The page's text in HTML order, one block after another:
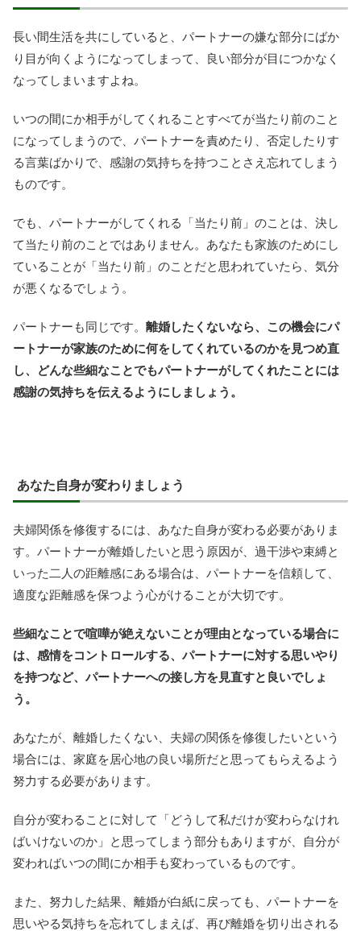
長い間生活を共にしていると、パートナーの嫌な部分にばか
り目が向くようになってしまって、良い部分が目につかなく
なってしまいますよね。
いつの間にか相手がしてくれることすべてが当たり前のこと
になってしまうので、パートナーを責めたり、否定したりす
る言葉ばかりで、感謝の気持ちを持つことさえ忘れてしまう
ものです。
でも、パートナーがしてくれる「当たり前」のことは、決し
て当たり前のことではありません。あなたも家族のためにし
ていることが「当たり前」のことだと思われていたら、気分
が悪くなるでしょう。
パートナーも同じです。 離婚したくないなら、この機会にパ
ートナーが家族のために何をしてくれているのかを見つめ直
し、どんな些細なことでもパートナーがしてくれたことには
感謝の気持ちを伝えるようにしましょう。
あなた自身が変わりましょう
夫婦関係を修復するには、あなた自身が変わる必要がありま
す。パートナーが離婚したいと思う原因が、過干渉や束縛と
いった二人の距離感にある場合は、パートナーを信頼して、
適度な距離感を保つよう心がけることが大切です。
些細なことで喧嘩が絶えないことが理由となっている場合に
は、感情をコントロールする、パートナーに対する思いやり
を持つなど、パートナーへの接し方を見直すと良いでしょ
う。
あなたが、離婚したくない、夫婦の関係を修復したいという
場合には、家庭を居心地の良い場所だと思ってもらえるよう
努力する必要があります。
自分が変わることに対して「どうして私だけが変わらなけれ
ばいけないのか」と思ってしまう部分もありますが、自分が
変わればいつの間にか相手も変わっているものです。
また、努力した結果、離婚が白紙に戻っても、パートナーを
思いやる気持ちを忘れてしまえば、再び離婚を切り出される